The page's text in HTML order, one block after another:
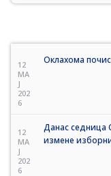
12
MA
J
202
6
Оклахома
12
MA
J
202
6
Данас седница
измене